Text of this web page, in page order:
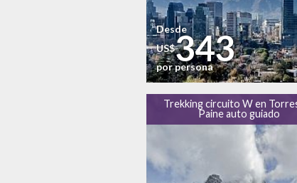
Desde
US$343
por persona
Trekking circuito W en
Paine auto guiado